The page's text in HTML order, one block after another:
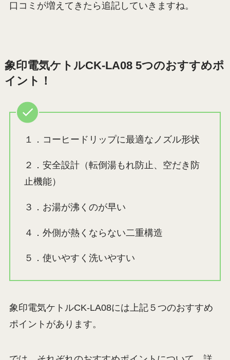
口コミが増えてきたら追記していきますね。
象印電気ケトルCK-LA08 5つのおすすめポ
イント！
１．コーヒードリップに最適なノズル形状
２．安全設計（転倒湯もれ防止、空だき防
止機能）
３．お湯が沸くのが早い
４．外側が熱くならない二重構造
５．使いやすく洗いやすい
象印電気ケトルCK-LA08には上記５つのおすすめ
ポイントがあります。